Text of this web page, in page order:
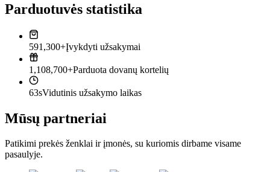
Parduotuvės statistika
591,300+Įvykdyti užsakymai
1,108,700+Parduota dovanų kortelių
63sVidutinis užsakymo laikas
Mūsų partneriai
Patikimi prekės ženklai ir įmonės, su kuriomis dirbame visame
pasaulyje.